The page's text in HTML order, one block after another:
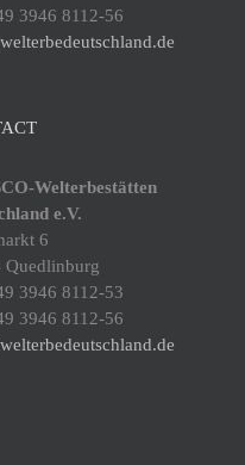
3946 8112-56
Welterbestätten
e.V.
6
Quedlinburg
3946 8112-53
3946 8112-56